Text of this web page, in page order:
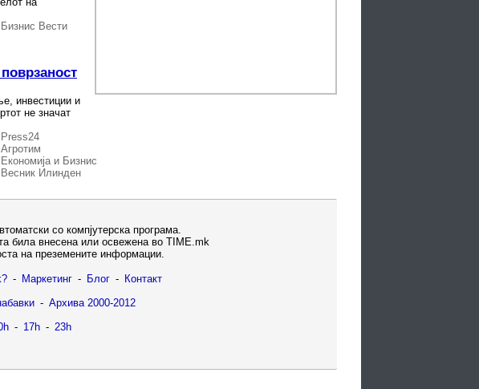
Бизнис Вести
инвестиции и
не значат
Press24
Агротим
Економија и Бизнис
Весник Илинден
со компјутерска програма.
била внесена или освежена во TIME.mk
на преземените информации.
- Маркетинг - Блог - Контакт
- Архива 2000-2012
- 17h - 23h